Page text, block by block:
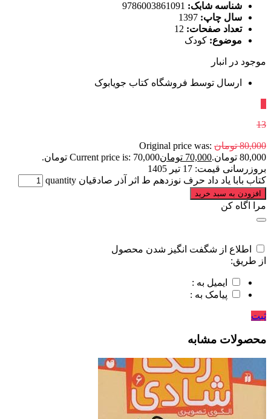
شناسه شابک:
سال چاپ:
تعداد صفحات:
موضوع: کودک
موجود در انبار
ارسال توسط فروشگاه کتاب جویابوک
13
80,000 تومان Original price was:
80,000 تومان.
70,000 تومانCurrent price is: 70,000 تومان.
بروزرسانی قیمت: 17 تیر 1405
کتاب بابا یاد داد حرف نوزدهم ط اثر آذر صادقیان quantity
افزودن به سبد خرید
مرا اگاه کن
اطلاع از شگفت انگیز شدن محصول
از طریق:
ایمیل به :
پیامک به :
ثبت
محصولات مشابه